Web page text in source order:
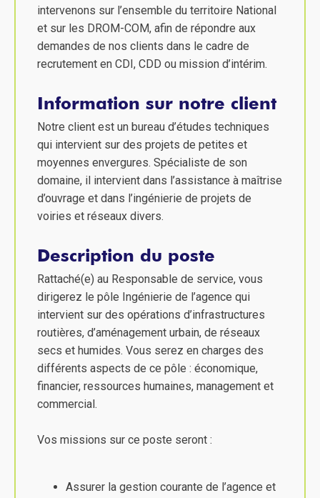
intervenons sur l’ensemble du territoire National
et sur les DROM-COM, afin de répondre aux
demandes de nos clients dans le cadre de
recrutement en CDI, CDD ou mission d’intérim.
Information sur notre client
Notre client est un bureau d’études techniques
qui intervient sur des projets de petites et
moyennes envergures. Spécialiste de son
domaine, il intervient dans l’assistance à maîtrise
d’ouvrage et dans l’ingénierie de projets de
voiries et réseaux divers.
Description du poste
Rattaché(e) au Responsable de service, vous
dirigerez le pôle Ingénierie de l’agence qui
intervient sur des opérations d’infrastructures
routières, d’aménagement urbain, de réseaux
secs et humides. Vous serez en charges des
différents aspects de ce pôle : économique,
financier, ressources humaines, management et
commercial.
Vos missions sur ce poste seront :
Assurer la gestion courante de l’agence et